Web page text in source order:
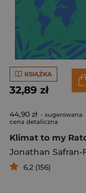
KSIĄŻKA
32,89 zł
44,90 zł - sugerowana
cena detaliczna
6,2 (156)